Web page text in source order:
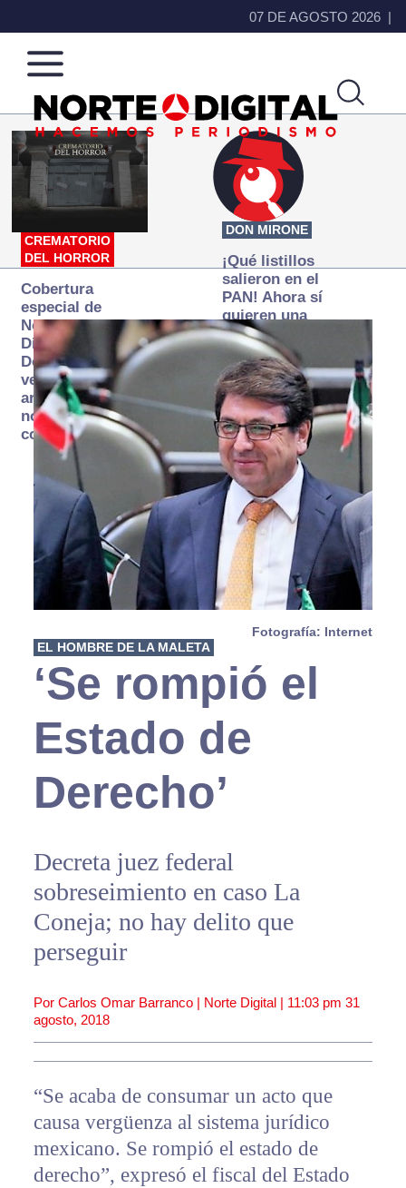
07 DE AGOSTO 2026
Norte
de
Ciudad
Más
que
noticias,
hacemos periodismo
CREMATORIO
DEL HORROR
Cobertura
especial de
Norte
Digital:
Donde la
verdad
arde… pero
no se
consume
DON MIRONE
¡Qué listillos
salieron en el
PAN! Ahora sí
quieren una
Fiscalía
autónoma… y
transexenal
Fotografía: Internet
EL HOMBRE DE LA MALETA
‘Se rompió el
Estado de
Derecho’
Decreta juez federal
sobreseimiento en caso La
Coneja; no hay delito que
perseguir
Por Carlos Omar Barranco | Norte Digital | 11:03 pm 31
agosto, 2018
“Se acaba de consumar un acto que
causa vergüenza al sistema jurídico
mexicano. Se rompió el estado de
derecho”, expresó el fiscal del Estado